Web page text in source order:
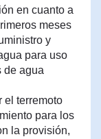
en cuanto a
meses
y
para uso
de agua
el terremoto
para los
la provisión,